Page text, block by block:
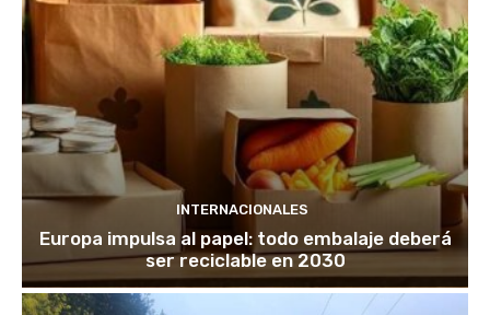
INTERNACIONALES
Europa impulsa al papel: todo embalaje deberá
ser reciclable en 2030